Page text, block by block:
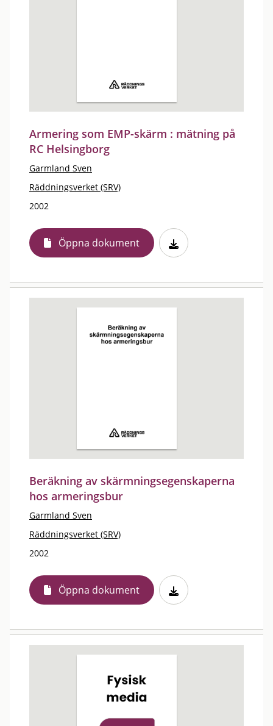
Armering som EMP-skärm : mätning på
RC Helsingborg
Garmland Sven
Räddningsverket (SRV)
2002
Öppna dokument
Beräkning av skärmningsegenskaperna
hos armeringsbur
Garmland Sven
Räddningsverket (SRV)
2002
Öppna dokument